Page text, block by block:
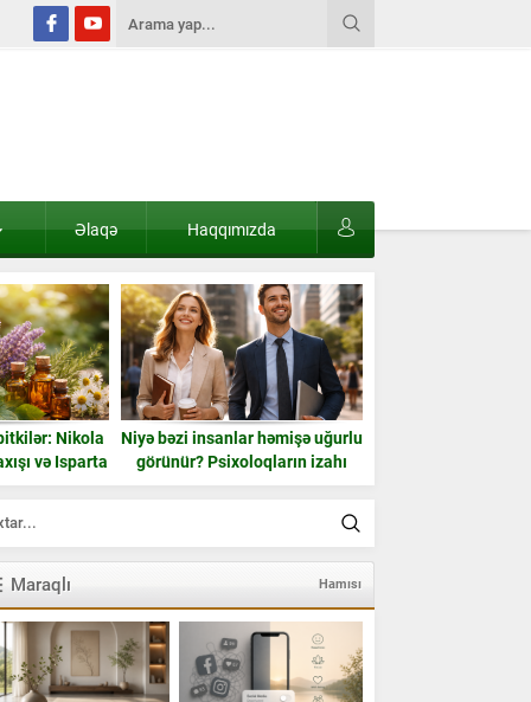
Əlaqə Haqqımızda
Nikola
və Isparta
Niyə bəzi insanlar həmişə uğurlu
görünür? Psixoloqların izahı
Maraqlı Hamısı